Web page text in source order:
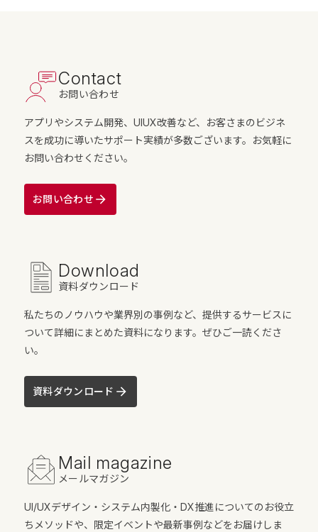
Contact
お問い合わせ
アプリやシステム開発、UIUX改善など、お客さまのビジネ
スを成功に導いたサポート実績が多数ございます。お気軽に
お問い合わせください。
お問い合わせ
Download
資料ダウンロード
私たちのノウハウや業界別の事例など、提供するサービスに
ついて詳細にまとめた資料になります。ぜひご一読くださ
い。
資料ダウンロード
Mail magazine
メールマガジン
UI/UXデザイン・システム内製化・DX推進についてのお役立
ちメソッドや、限定イベントや最新事例などをお届けしま